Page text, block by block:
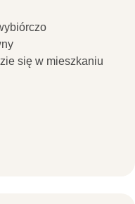
się w mieszkaniu